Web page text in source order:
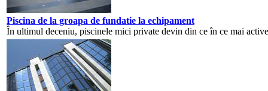
Piscina de la groapa de fundatie la echipament
În ultimul deceniu, piscinele mici private devin din ce în ce mai